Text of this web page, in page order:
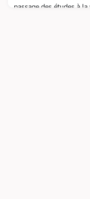
passage des études à